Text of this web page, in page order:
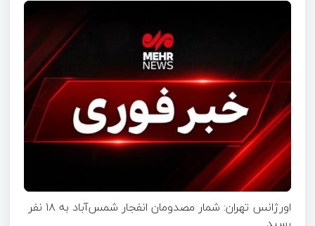
اورژانس تهران: شمار مصدومان انفجار شمس‌آباد به ۱۸ نفر